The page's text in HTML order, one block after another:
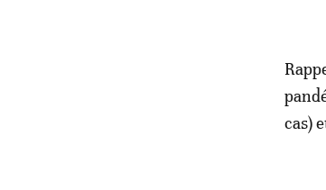
cas)